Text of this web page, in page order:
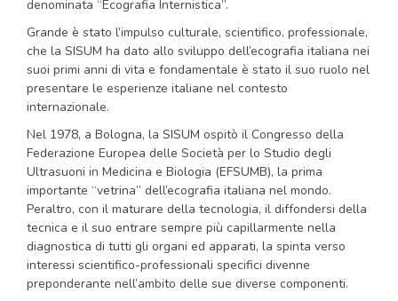
denominata “Ecografia Internistica”.
Grande è stato l’impulso culturale, scientifico, professionale,
che la SISUM ha dato allo sviluppo dell’ecografia italiana nei
suoi primi anni di vita e fondamentale è stato il suo ruolo nel
presentare le esperienze italiane nel contesto
internazionale.
Nel 1978, a Bologna, la SISUM ospitò il Congresso della
Federazione Europea delle Società per lo Studio degli
Ultrasuoni in Medicina e Biologia (EFSUMB), la prima
importante “vetrina” dell’ecografia italiana nel mondo.
Peraltro, con il maturare della tecnologia, il diffondersi della
tecnica e il suo entrare sempre più capillarmente nella
diagnostica di tutti gli organi ed apparati, la spinta verso
interessi scientifico-professionali specifici divenne
preponderante nell’ambito delle sue diverse componenti.